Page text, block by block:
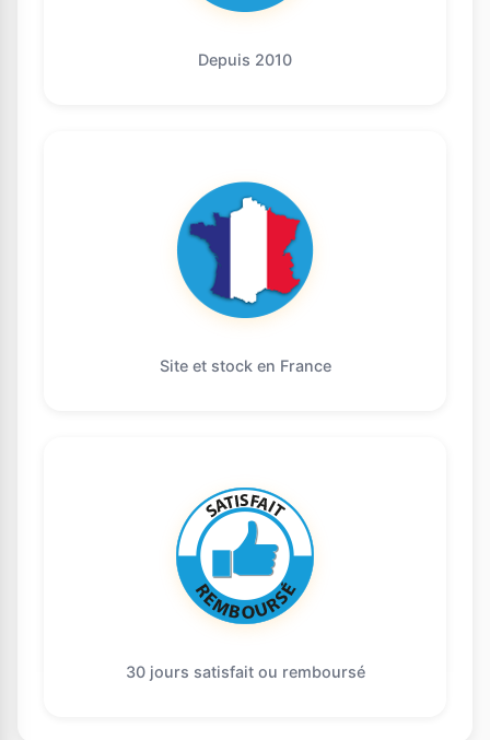
Depuis 2010
Site et stock en France
30 jours satisfait ou remboursé